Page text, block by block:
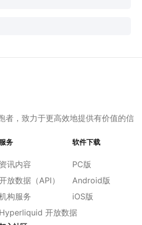
者，致力于更高效地提供有价值的信
服务
资讯内容
放数据（API）
构服务
Hyperliquid 开放数据
软件下载
PC版
Android版
iOS版